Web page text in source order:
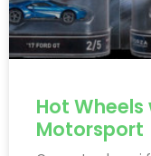
Hot
Motorsport